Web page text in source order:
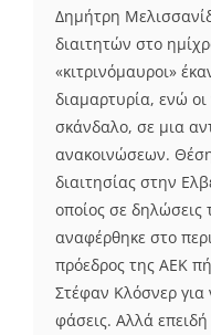
Δημήτρη
διαιτητών στο
«κιτρινόμαυροι»
διαμαρτυρία, ενώ
σκάνδαλο, σε μια
ανακοινώσεων.
διαιτησίας στην
οποίος σε δηλώσεις
αναφέρθηκε στο
πρόεδρος της ΑΕΚ
Στέφαν Κλόσνερ για
φάσεις. Αλλά